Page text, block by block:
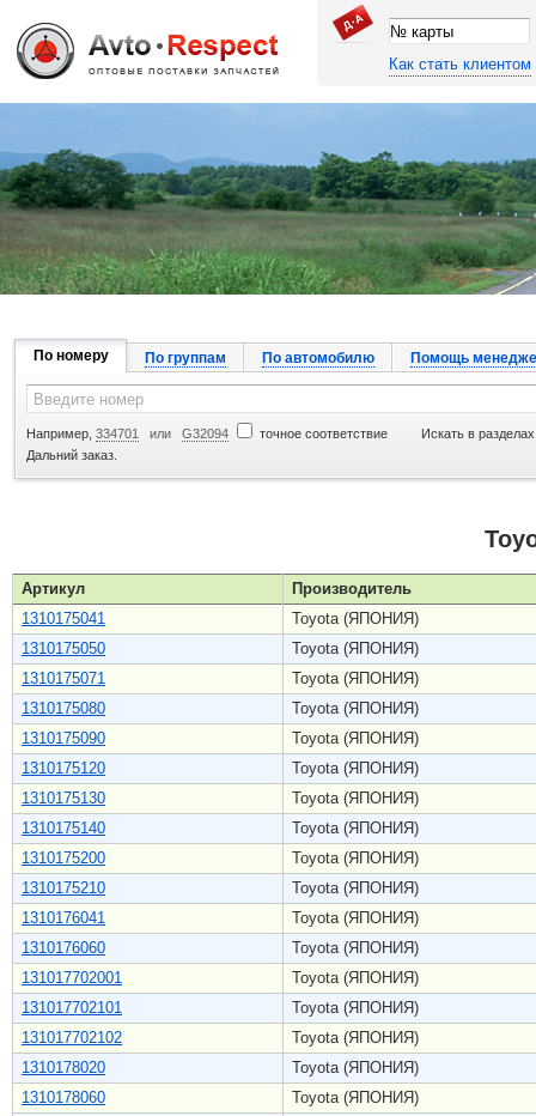
Джапан Авто
Как стать клиентом
По номеру По группам По автомобилю Помощь
Например, 334701 или G32094 точное соответствие
Искать в
Дальний заказ.
Артикул
Производитель
1310175041
Toyota (ЯПОНИЯ)
1310175050
Toyota (ЯПОНИЯ)
1310175071
Toyota (ЯПОНИЯ)
1310175080
Toyota (ЯПОНИЯ)
1310175090
Toyota (ЯПОНИЯ)
1310175120
Toyota (ЯПОНИЯ)
1310175130
Toyota (ЯПОНИЯ)
1310175140
Toyota (ЯПОНИЯ)
1310175200
Toyota (ЯПОНИЯ)
1310175210
Toyota (ЯПОНИЯ)
1310176041
Toyota (ЯПОНИЯ)
1310176060
Toyota (ЯПОНИЯ)
131017702001
Toyota (ЯПОНИЯ)
131017702101
Toyota (ЯПОНИЯ)
131017702102
Toyota (ЯПОНИЯ)
1310178020
Toyota (ЯПОНИЯ)
1310178060
Toyota (ЯПОНИЯ)